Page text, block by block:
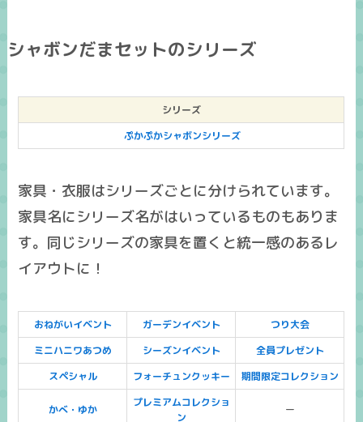
シャボンだまセットのシリーズ
シリーズ
ぷかぷかシャボンシリーズ
家具・衣服はシリーズごとに分けられています。
家具名にシリーズ名がはいっているものもありま
す。同じシリーズの家具を置くと統一感のあるレ
イアウトに！
おねがいイベント ガーデンイベント
つり大会
ミニハニワあつめ
シーズンイベント
全員プレゼント
スペシャル
フォーチュンクッキー 期間限定コレクション
かべ・ゆか
プレミアムコレクショ
ン
ー